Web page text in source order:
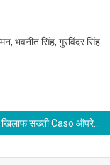
भवनीत सिंह, गुरविंदर सिंह
नशे के खिलाफ सख्ती Caso ऑपरेशन के तहत पुलिस ने चलाया विशेष अभियान